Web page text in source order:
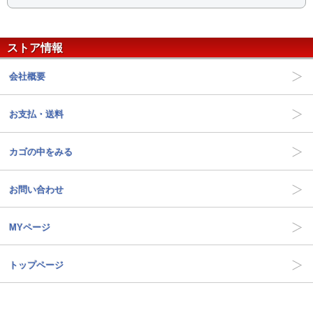
ストア情報
会社概要
お支払・送料
カゴの中をみる
お問い合わせ
MYページ
トップページ